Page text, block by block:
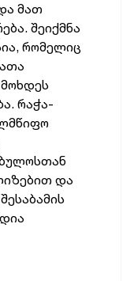
მათ
შეიქმნა
რომელიც
რაჭა-
და